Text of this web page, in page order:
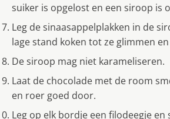
suiker is opgelost en een siroop is
Leg de sinaasappelplakken in de
lage stand koken tot ze glimmen
De siroop mag niet karameliseren.
Laat de chocolade met de room
en roer goed door.
Leg op elk bordje een filodeegje en